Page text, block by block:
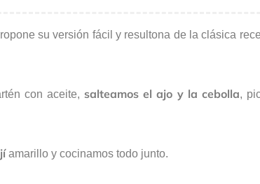
su versión fácil y resultona de la clásica
con aceite, salteamos el ajo y la cebolla,
amarillo y cocinamos todo junto.